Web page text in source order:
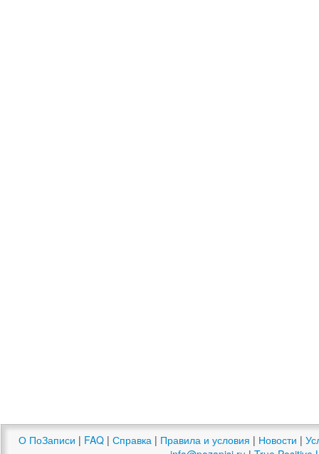
О ПоЗаписи | FAQ | Справка | Правила и условия | Новости |